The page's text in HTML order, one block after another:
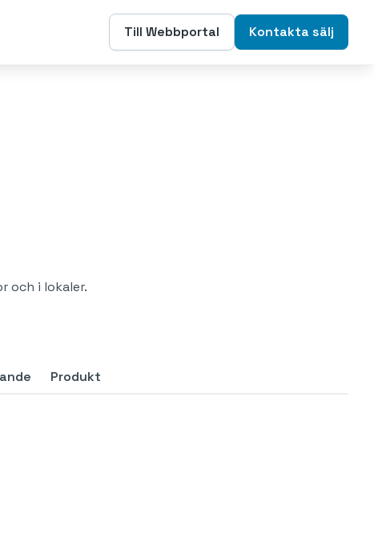
Till Webbportal Kontakta sälj
och i lokaler.
Produkt